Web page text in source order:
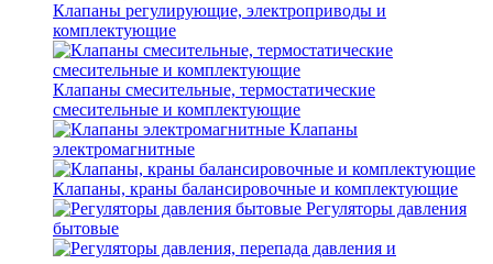
Клапаны регулирующие, электроприводы и
комплектующие
Клапаны смесительные, термостатические
смесительные и комплектующие
Клапаны
электромагнитные
Клапаны, краны балансировочные и комплектующие
Регуляторы давления
бытовые